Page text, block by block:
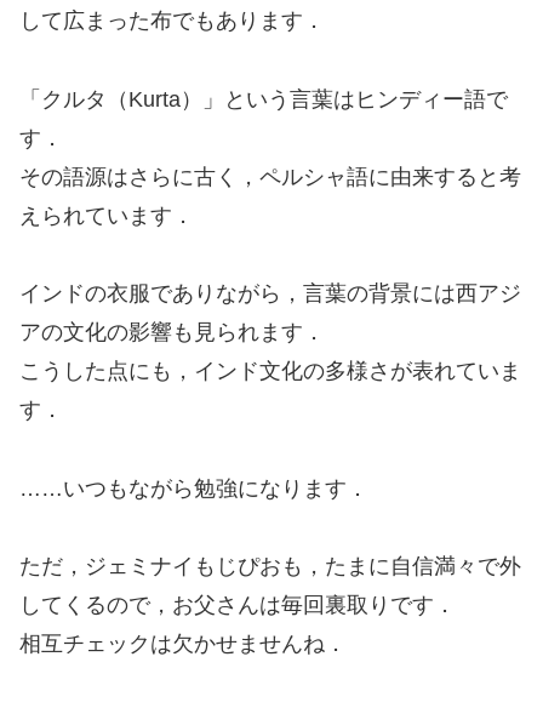
して広まった布でもあります．
「クルタ（Kurta）」という言葉はヒンディー語で
す．
その語源はさらに古く，ペルシャ語に由来すると考
えられています．
インドの衣服でありながら，言葉の背景には西アジ
アの文化の影響も見られます．
こうした点にも，インド文化の多様さが表れていま
す．
……いつもながら勉強になります．
ただ，ジェミナイもじぴおも，たまに自信満々で外
してくるので，お父さんは毎回裏取りです．
相互チェックは欠かせませんね．